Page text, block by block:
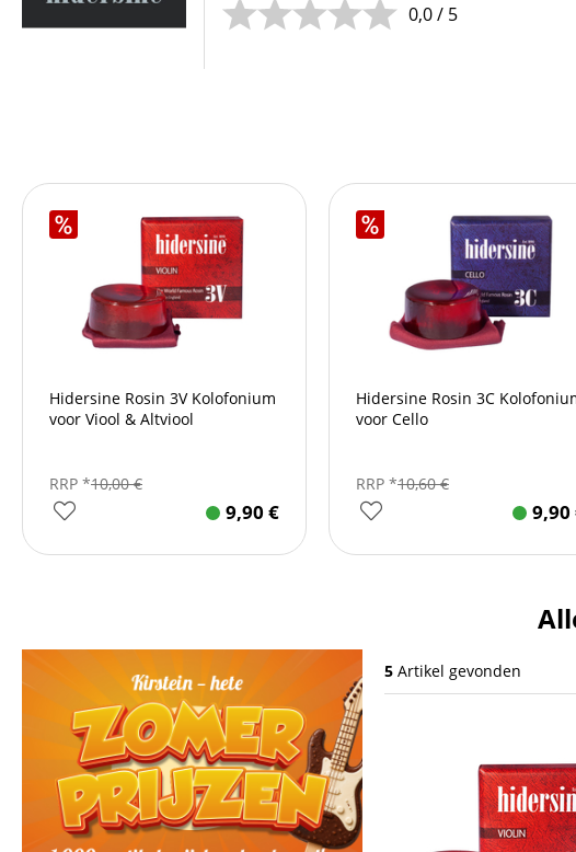
0,0 / 5
Hidersine Rosin 3V Kolofonium
voor Viool & Altviool
RRP *10,00€
9,90 €
Hidersine Rosin 3C
voor Cello
RRP *10,60€
9,90
5 Artikel gevonden